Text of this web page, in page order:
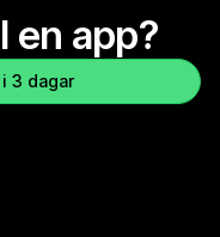
en app?
3 dagar